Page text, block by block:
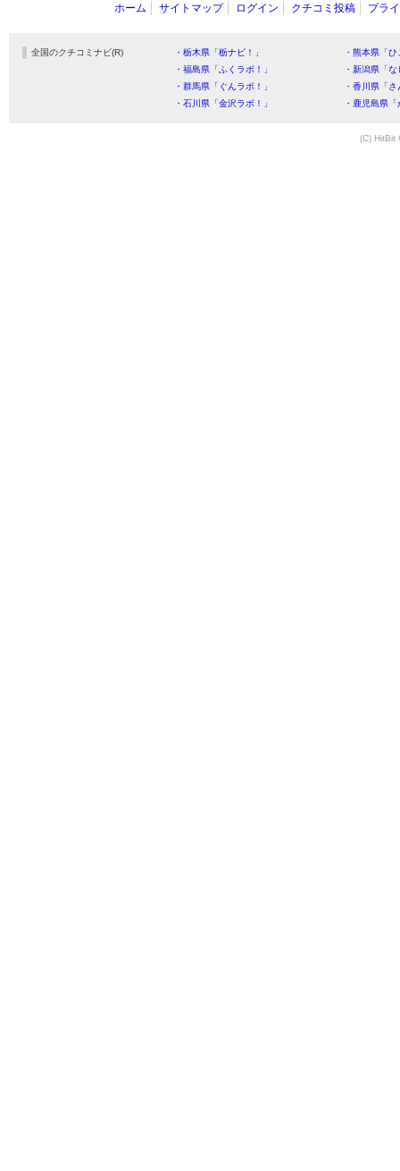
ホーム サイトマップ ログイン クチコミ投稿 プラ
全国のクチコミナビ(R) ・栃木県「栃ナビ！」
・熊本県「
・福島県「ふくラボ！」
・新潟県「
・群馬県「ぐんラボ！」
・香川県「
・石川県「金沢ラボ！」
・鹿児島県
(C) HitBit